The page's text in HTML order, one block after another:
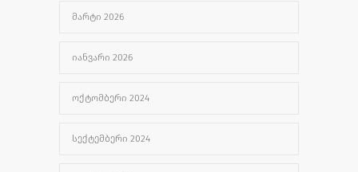
ᲐᲒᲕᲘᲡᲢᲝ 1, 2024
ᲛᲐᲠᲢᲘ 2026
ᲘᲐᲜᲕᲐᲠᲘ 2026
ᲝᲥᲢᲝᲛᲑᲔᲠᲘ 2024
ᲡᲔᲥᲢᲔᲛᲑᲔᲠᲘ 2024